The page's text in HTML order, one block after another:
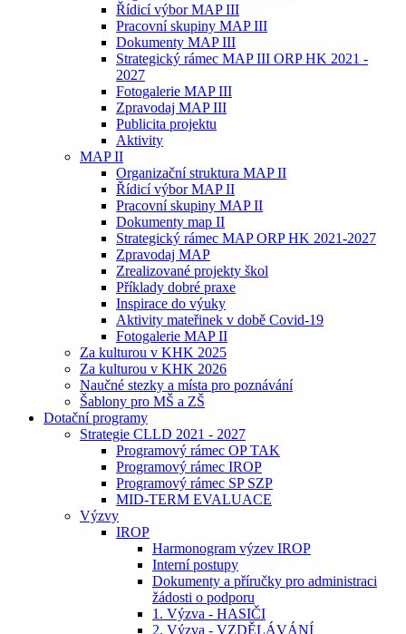
Řídicí výbor MAP III
Pracovní skupiny MAP III
Dokumenty MAP III
Strategický rámec MAP III ORP HK 2021 -
2027
Fotogalerie MAP III
Zpravodaj MAP III
Publicita projektu
Aktivity
MAP II
Organizační struktura MAP II
Řídicí výbor MAP II
Pracovní skupiny MAP II
Dokumenty map II
Strategický rámec MAP ORP HK 2021-2027
Zpravodaj MAP
Zrealizované projekty škol
Příklady dobré praxe
Inspirace do výuky
Aktivity mateřinek v době Covid-19
Fotogalerie MAP II
Za kulturou v KHK 2025
Za kulturou v KHK 2026
Naučné stezky a místa pro poznávání
Šablony pro MŠ a ZŠ
Dotační programy
Strategie CLLD 2021 - 2027
Programový rámec OP TAK
Programový rámec IROP
Programový rámec SP SZP
MID-TERM EVALUACE
Výzvy
IROP
Harmonogram výzev IROP
Interní postupy
Dokumenty a příručky pro administraci
žádosti o podporu
1. Výzva - HASIČI
2. Výzva - VZDĚLÁVÁNÍ